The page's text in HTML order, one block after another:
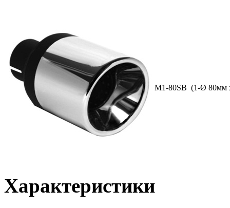
M1-80SВ (1-Ø 80мм
Характеристики